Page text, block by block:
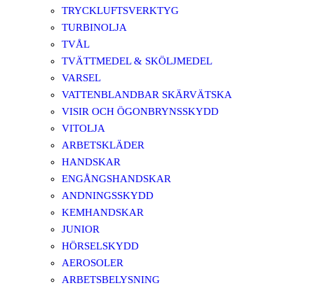
TRYCKLUFTSVERKTYG
TURBINOLJA
TVÅL
TVÄTTMEDEL & SKÖLJMEDEL
VARSEL
VATTENBLANDBAR SKÄRVÄTSKA
VISIR OCH ÖGONBRYNSSKYDD
VITOLJA
ARBETSKLÄDER
HANDSKAR
ENGÅNGSHANDSKAR
ANDNINGSSKYDD
KEMHANDSKAR
JUNIOR
HÖRSELSKYDD
AEROSOLER
ARBETSBELYSNING